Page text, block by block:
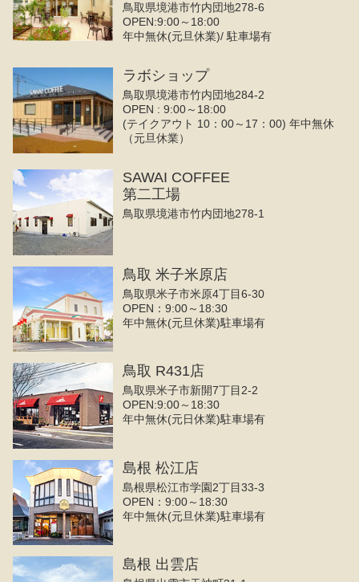
鳥取県境港市竹内団地278-6
OPEN:9:00～18:00
年中無休(元旦休業)/ 駐車場有
ラボショップ
鳥取県境港市竹内団地284-2
OPEN : 9:00～18:00
(テイクアウト 10：00～17：00) 年中無休
（元旦休業）
SAWAI COFFEE
第二工場
鳥取県境港市竹内団地278-1
鳥取 米子米原店
鳥取県米子市米原4丁目6-30
OPEN：9:00～18:30
年中無休(元旦休業)駐車場有
鳥取 R431店
鳥取県米子市新開7丁目2-2
OPEN:9:00～18:30
年中無休(元日休業)駐車場有
島根 松江店
島根県松江市学園2丁目33-3
OPEN：9:00～18:30
年中無休(元旦休業)駐車場有
島根 出雲店